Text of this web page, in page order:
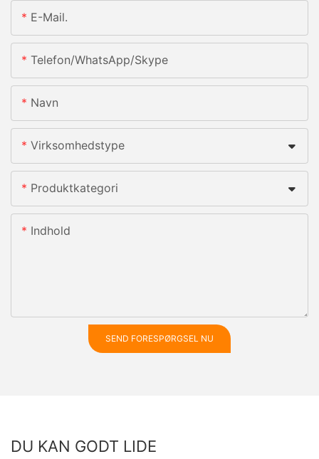
E-Mail.
Telefon/whatsApp/skype
Navn
Virksomhedstype
Produktkategori
Indhold
SEND FORESPØRGSEL NU
DU KAN GODT LIDE